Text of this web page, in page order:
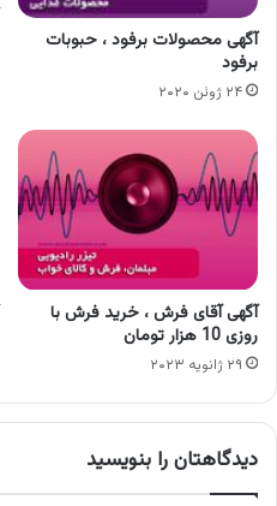
آگهی محصولات برفود ، حبوبات
برفود
۲۴ ژوئن ۲۰۲۰
آگهی آقای فرش ، خرید فرش با
روزی 10 هزار تومان
۲۹ ژانویه ۲۰۲۳
دیدگاهتان را بنویسید